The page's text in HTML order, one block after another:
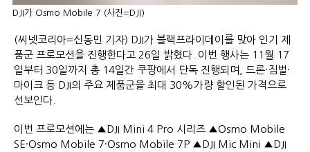
DJI가 Osmo Mobile 7 (사진=DJI)
(씨넷코리아=신동민 기자) DJI가 블랙프라이데이를 맞아 인기 제
품군 프로모션을 진행한다고 26일 밝혔다. 이번 행사는 11월 17
일부터 30일까지 총 14일간 쿠팡에서 단독 진행되며, 드론·짐벌·
마이크 등 DJI의 주요 제품군을 최대 30%가량 할인된 가격으로
선보인다.
이번 프로모션에는 ▲DJI Mini 4 Pro 시리즈 ▲Osmo Mobile
SE·Osmo Mobile 7·Osmo Mobile 7P ▲DJI Mic Mini ▲DJI